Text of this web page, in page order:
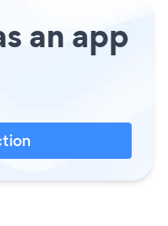
an app